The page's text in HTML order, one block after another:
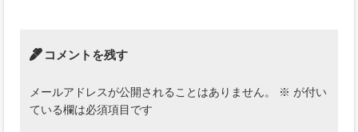
コメントを残す
メールアドレスが公開されることはありません。 ※ が付い
ている欄は必須項目です